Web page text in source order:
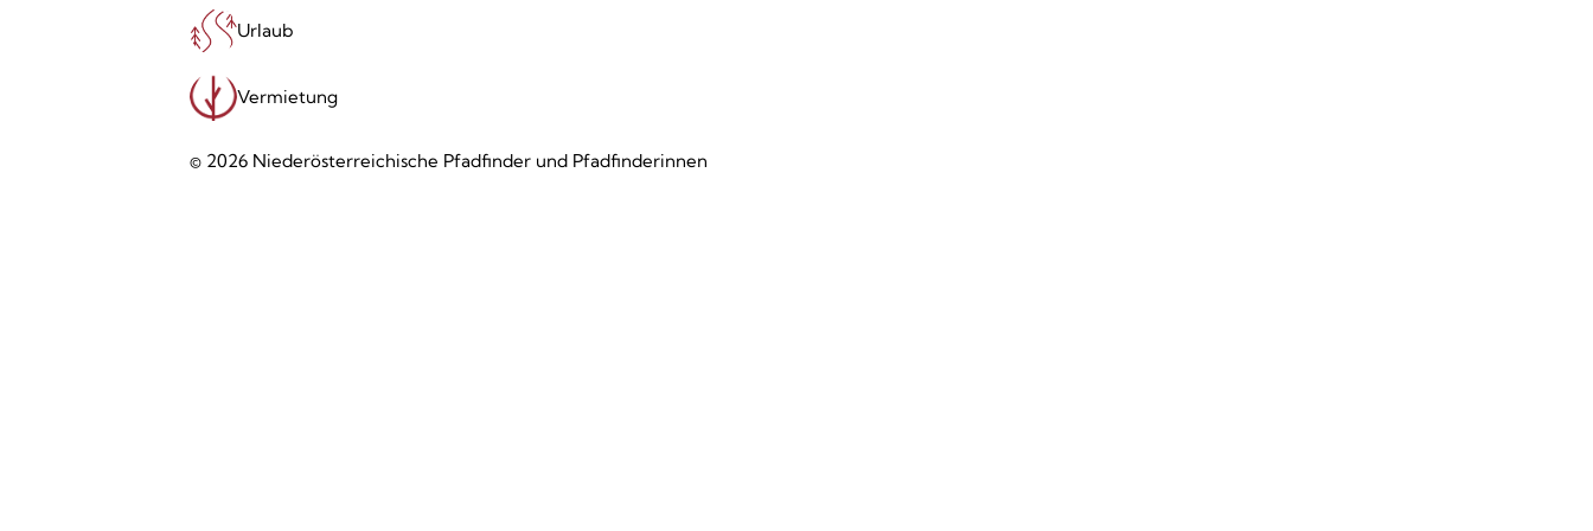
Urlaub
Vermietung
© 2026 Niederösterreichische Pfadfinder und Pfadfinderinnen